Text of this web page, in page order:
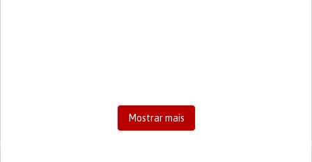
Mostrar mais